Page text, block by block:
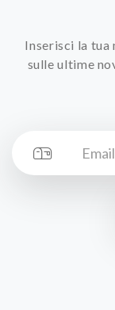
Inserisci la tua
sulle ultime